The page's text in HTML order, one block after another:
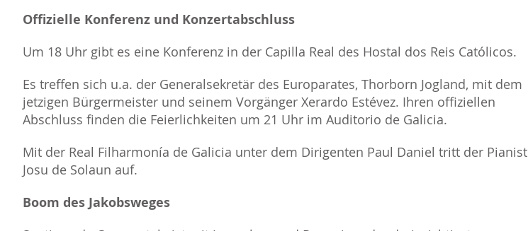
Offizielle Konferenz und Konzertabschluss
Um 18 Uhr gibt es eine Konferenz in der Capilla Real des Hostal dos Reis Católicos.
Es treffen sich u.a. der Generalsekretär des Europarates, Thorborn Jogland, mit dem
jetzigen Bürgermeister und seinem Vorgänger Xerardo Estévez. Ihren offiziellen
Abschluss finden die Feierlichkeiten um 21 Uhr im Auditorio de Galicia.
Mit der Real Filharmonía de Galicia unter dem Dirigenten Paul Daniel tritt der Pianist
Josu de Solaun auf.
Boom des Jakobsweges